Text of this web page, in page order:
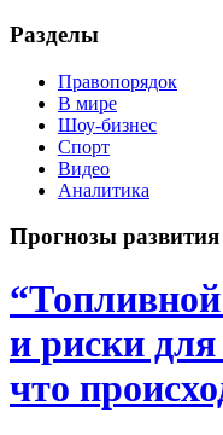
Разделы
Правопорядок
В мире
Шоу-бизнес
Спорт
Видео
Аналитика
Прогнозы
“Топливной
и риски
что